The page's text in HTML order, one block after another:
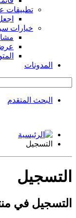
تطبيقات
خيارات
عرض
المدونات
البحث المتقدم
التسجيل
التسجيل
التسجيل في